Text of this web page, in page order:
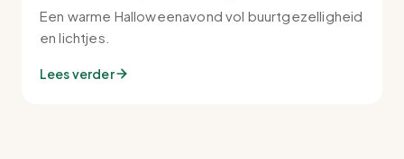
Een warme Halloweenavond vol buurtgezelligheid
en lichtjes.
Lees verder